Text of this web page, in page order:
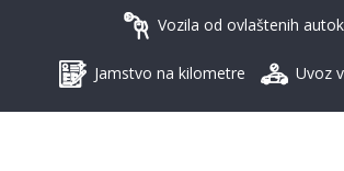
Vozila od ovlaštenih
Jamstvo na kilometre Uvoz